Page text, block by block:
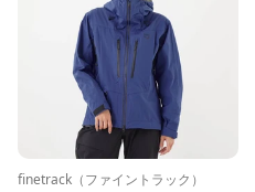
finetrack（ファイントラック）